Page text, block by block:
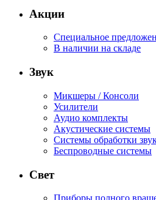
Акции
Специальное
В наличии на складе
Звук
Микшеры / Консоли
Усилители
Аудио комплекты
Акустические системы
Системы обработки
Беспроводные системы
Свет